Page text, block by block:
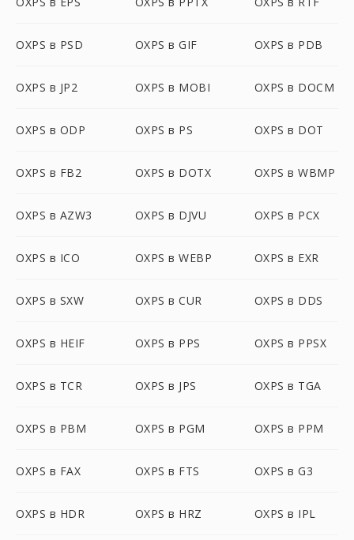
OXPS в PSD OXPS в GIF OXPS в PDB
OXPS в JP2 OXPS в MOBI OXPS в DOCM
OXPS в ODP OXPS в PS OXPS в DOT
OXPS в FB2 OXPS в DOTX OXPS в WBMP
OXPS в AZW3 OXPS в DJVU OXPS в PCX
OXPS в ICO OXPS в WEBP OXPS в EXR
OXPS в SXW OXPS в CUR OXPS в DDS
OXPS в HEIF OXPS в PPS OXPS в PPSX
OXPS в TCR OXPS в JPS OXPS в TGA
OXPS в PBM OXPS в PGM OXPS в PPM
OXPS в FAX OXPS в FTS OXPS в G3
OXPS в HDR OXPS в HRZ OXPS в IPL